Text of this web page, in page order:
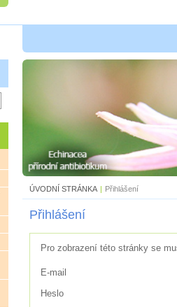
ÚVODNÍ STRÁNKA | Přihlášení
Přihlášení
Pro zobrazení této stránky se
E-mail
Heslo